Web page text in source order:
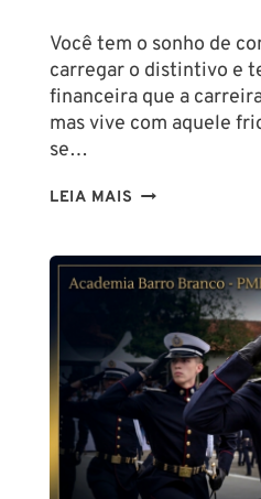
Você tem o sonho de
carregar o distintivo e
financeira que a
mas vive com aquele
se…
LEIA MAIS TENHO
SER
POLICIAL?
DESCUBRA
AS
NOVAS
REGRAS!
ALTURA
MÍNIMA
PARA